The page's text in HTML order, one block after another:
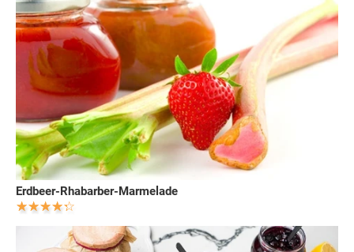
Erdbeer-Rhabarber-Marmelade